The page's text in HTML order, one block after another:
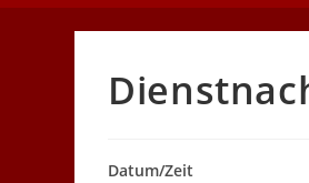
Datum/Zeit